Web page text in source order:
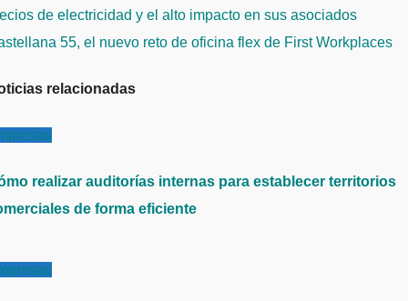
de electricidad y el alto impacto en sus asociados
55, el nuevo reto de oficina flex de First Workplaces
relacionadas
realizar auditorías internas para establecer territorios
de forma eficiente